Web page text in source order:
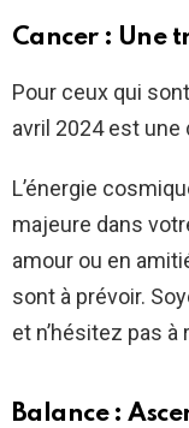
Cancer : Une
Pour ceux qui
avril 2024 est une
L’énergie
majeure dans
amour ou en
sont à prévoir.
et n’hésitez pas
Balance :